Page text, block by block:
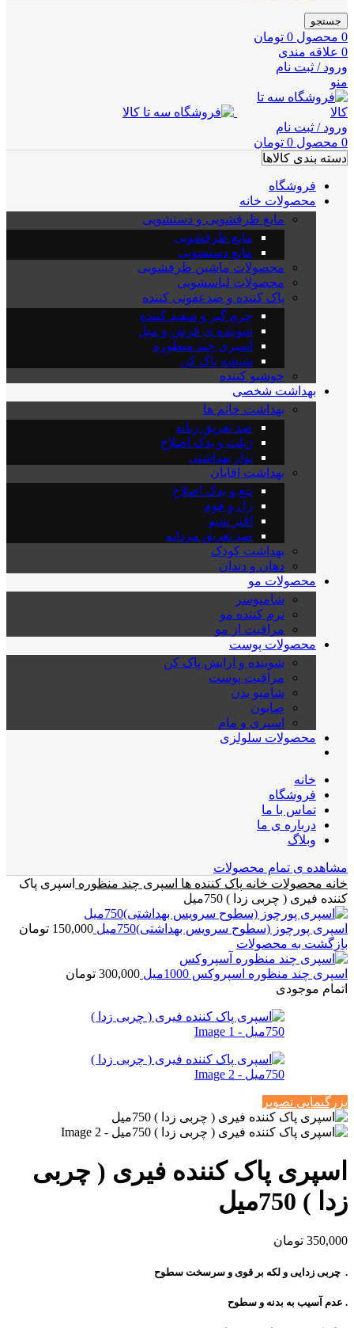
جستجو
0 محصول 0 تومان
0 علاقه مندی
ورود / ثبت نام
منو
ورود / ثبت نام
0 محصول 0 تومان
دسته بندی کالاها
فروشگاه
محصولات خانه
مایع ظرفشویی و دستشویی
مایع ظرفشویی
مایع دستشویی
محصولات ماشین ظرفشویی
محصولات لباسشویی
پاک کننده و ضدعفونی کننده
جرم گیر و سفید کننده
شوینده ی فرش و مبل
اسپری چند منظوره
شیشه پاک کن
خوشبو کننده
بهداشت شخصی
بهداشت خانم ها
ضد تعریق زنانه
ژیلت و یدک اصلاح
نوار بهداشتی
بهداشت اقایان
تیغ و یدک اصلاح
ژل و فوم
افتر شیو
ضد تعریق مردانه
بهداشت کودک
دهان و دندان
محصولات مو
شامپوسر
نرم کننده مو
مراقبت از مو
محصولات پوست
شوینده و ارایش پاک کن
مراقبت پوست
شامپو بدن
صابون
اسپری و مام
محصولات سلولزی
خانه
فروشگاه
تماس با ما
درباره ی ما
وبلاگ
مشاهده ی تمام محصولات
خانه محصولات خانه پاک کننده ها اسپری چند منظوره اسپری پاک
کننده فیری ( چربی زدا ) 750میل
اسپری پورچوز (سطوح سرویس بهداشتی)750میل 150,000 تومان
بازگشت به محصولات
اسپری چند منظوره اسپروکس 1000میل 300,000 تومان
اتمام موجودی
بزرگنمایی تصویر
اسپری پاک کننده فیری ( چربی
زدا ) 750میل
350,000 تومان
. چربی زدایی و لکه بر قوی و سرسخت سطوح
. عدم آسیب به بدنه و سطوح